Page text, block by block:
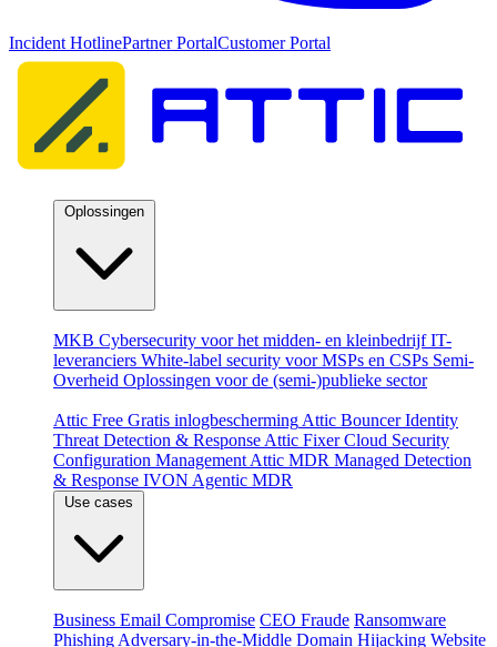
Incident HotlinePartner PortalCustomer Portal
MKB Cybersecurity voor het midden- en kleinbedrijf IT-
leveranciers White-label security voor MSPs en CSPs Semi-
Overheid Oplossingen voor de (semi-)publieke sector
Attic Free Gratis inlogbescherming Attic Bouncer Identity
Threat Detection & Response Attic Fixer Cloud Security
Configuration Management Attic MDR Managed Detection
& Response IVON Agentic MDR
Business Email Compromise CEO Fraude Ransomware
Phishing Adversary-in-the-Middle Domain Hijacking Website